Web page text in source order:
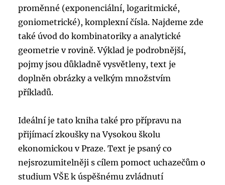
proměnné (exponenciální, logaritmické,
goniometrické), komplexní čísla. Najdeme zde
také úvod do kombinatoriky a analytické
geometrie v rovině. Výklad je podrobnější,
pojmy jsou důkladně vysvětleny, text je
doplněn obrázky a velkým množstvím
příkladů.
Ideální je tato kniha také pro přípravu na
přijímací zkoušky na Vysokou školu
ekonomickou v Praze. Text je psaný co
nejsrozumitelněji s cílem pomoct uchazečům o
studium VŠE k úspěšnému zvládnutí